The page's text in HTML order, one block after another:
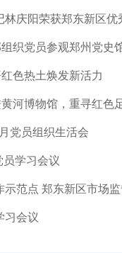
庆阳荣获郑东新区优
织党员参观郑州党史
色热土焕发新活力
河博物馆，重寻红色
党员组织生活会
员学习会议
范点 郑东新区市场
习会议